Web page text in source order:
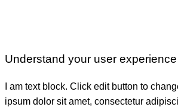
Understand your user experience
I am text block. Click edit button to
ipsum dolor sit amet, consectetur